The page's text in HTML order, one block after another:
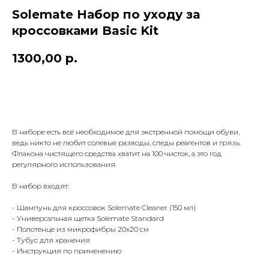
Solemate Набор по уходу за
кроссовками Basic Kit
1300,00 р.
В наборе есть всё необходимое для экстренной помощи обуви,
ведь никто не любит солевые разводы, следы реагентов и грязь.
Флакона чистящего средства хватит на 100 чисток, а это год
регулярного использования.
В набор входят:
- Шампунь для кроссовок Solemate Cleaner (150 мл)
- Универсальная щетка Solemate Standard
- Полотенце из микрофибры 20х20 см
- Тубус для хранения
- Инструкция по применению
КОНТАКТЫ
ДОСТАВКА
ОПЛАТА